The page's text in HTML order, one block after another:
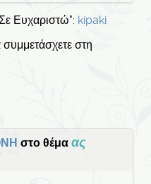
Ευχαριστώ": kipaki
συμμετάσχετε στη
στο θέμα ας